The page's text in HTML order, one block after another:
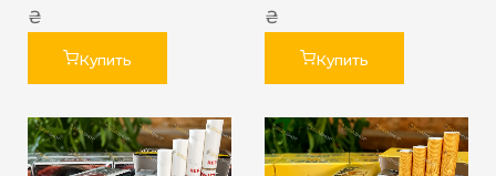
₴
Купить
₴
Купить